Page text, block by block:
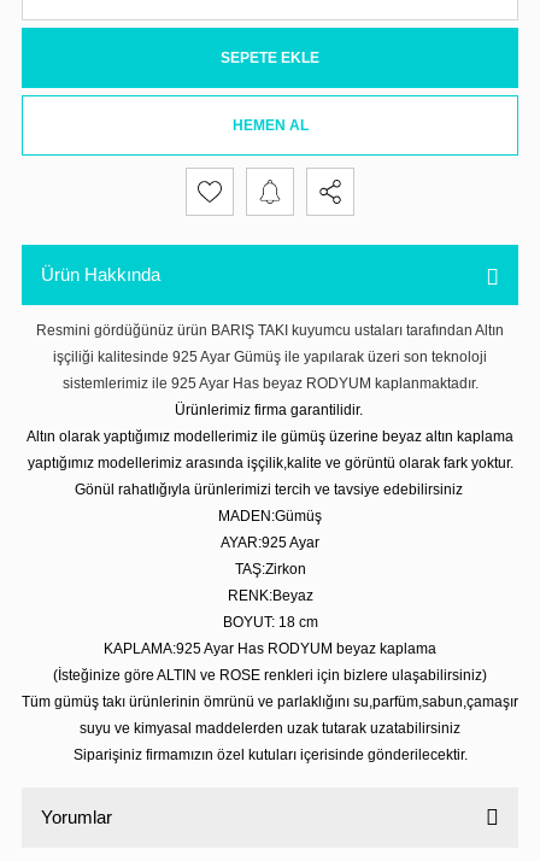
SEPETE EKLE
HEMEN AL
Ürün Hakkında
Resmini gördüğünüz ürün BARIŞ TAKI kuyumcu ustaları tarafından Altın
işçiliği kalitesinde 925 Ayar Gümüş ile yapılarak üzeri son teknoloji
sistemlerimiz ile 925 Ayar Has beyaz RODYUM kaplanmaktadır.
Ürünlerimiz firma garantilidir.
Altın olarak yaptığımız modellerimiz ile gümüş üzerine beyaz altın kaplama
yaptığımız modellerimiz arasında işçilik,kalite ve görüntü olarak fark yoktur.
Gönül rahatlığıyla ürünlerimizi tercih ve tavsiye edebilirsiniz
MADEN:Gümüş
AYAR:925 Ayar
TAŞ:Zirkon
RENK:Beyaz
BOYUT: 18 cm
KAPLAMA:925 Ayar Has RODYUM beyaz kaplama
(İsteğinize göre ALTIN ve ROSE renkleri için bizlere ulaşabilirsiniz)
Tüm gümüş takı ürünlerinin ömrünü ve parlaklığını su,parfüm,sabun,çamaşır
suyu ve kimyasal maddelerden uzak tutarak uzatabilirsiniz
Siparişiniz firmamızın özel kutuları içerisinde gönderilecektir.
Yorumlar